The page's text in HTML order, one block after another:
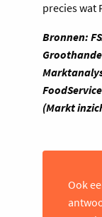
precies wat
Bronnen:
(Markt
Ook